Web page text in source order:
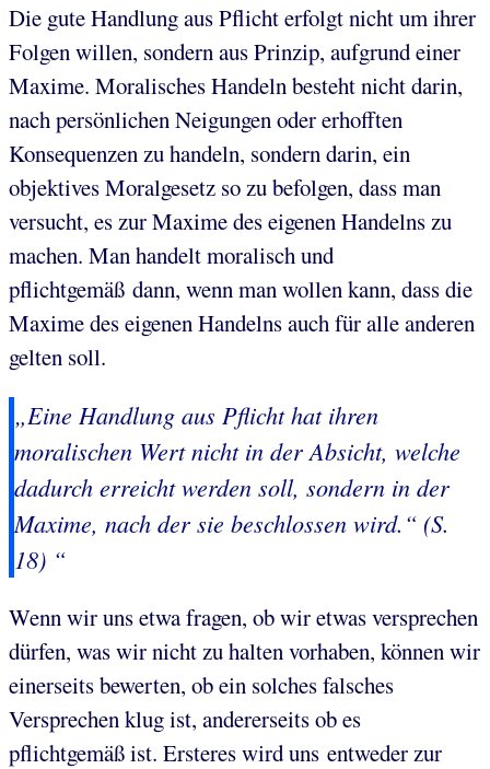
Die gute Handlung aus Pflicht erfolgt nicht um ihrer
Folgen willen, sondern aus Prinzip, aufgrund einer
Maxime. Moralisches Handeln besteht nicht darin,
nach persönlichen Neigungen oder erhofften
Konsequenzen zu handeln, sondern darin, ein
objektives Moralgesetz so zu befolgen, dass man
versucht, es zur Maxime des eigenen Handelns zu
machen. Man handelt moralisch und
pflichtgemäß dann, wenn man wollen kann, dass die
Maxime des eigenen Handelns auch für alle anderen
gelten soll.
„Eine Handlung aus Pflicht hat ihren
moralischen Wertnicht in der Absicht, welche
dadurch erreicht werden soll, sondern in der
Maxime, nach der sie beschlossen wird.“ (S.
18) “
Wenn wir uns etwa fragen, ob wir etwas versprechen
dürfen, was wir nicht zu halten vorhaben, können wir
einerseits bewerten, ob ein solches falsches
Versprechen klug ist, andererseits ob es
pflichtgemäß ist. Ersteres wird uns entweder zur